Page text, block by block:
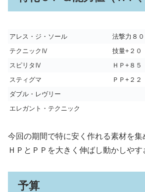
アレス・ジ・ソール
法撃力８０
テクニックⅣ
技量+２０
スピリタⅣ
ＨＰ+８５
スティグマ
ＰＰ+２２
ダブル・レヴリー
エレガント・テクニック
今回の期間で特に安く作れる素材を集
ＨＰとＰＰを大きく伸ばし動かしやす
予算